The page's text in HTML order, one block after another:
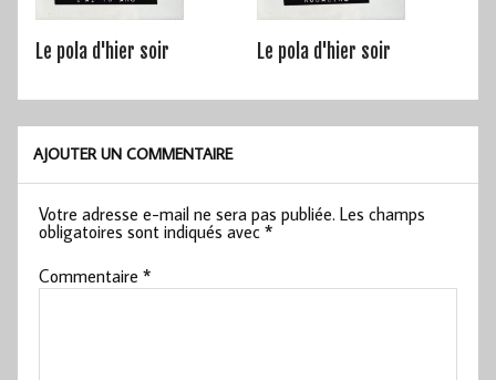
Le pola d'hier soir Le pola d'hier soir
AJOUTER UN COMMENTAIRE
Votre adresse e-mail ne sera pas publiée. Les champs
obligatoires sont indiqués avec*
Commentaire*